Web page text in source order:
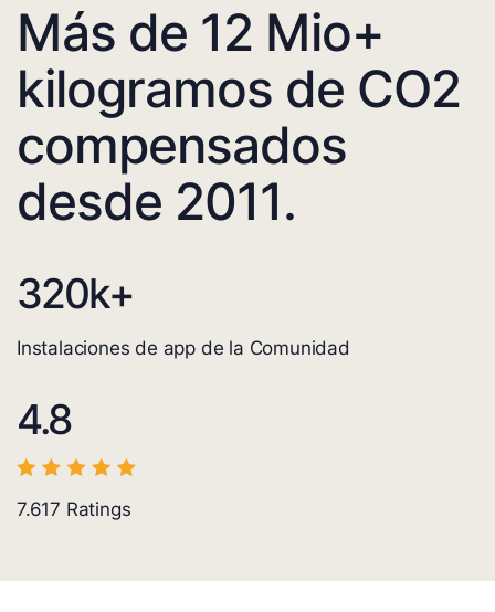
Más de 12 Mio+
kilogramos de CO2
compensados
desde 2011.
320k+
Instalaciones de app de la Comunidad
4.8
7.617 Ratings